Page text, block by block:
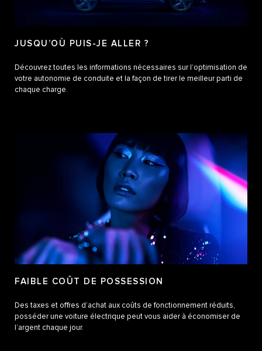
JUSQU’OÙ PUIS-JE ALLER ?
Découvrez toutes les informations nécessaires sur l’optimisation de
votre autonomie de conduite et la façon de tirer le meilleur parti de
chaque charge.
FAIBLE COÛT DE POSSESSION
Des taxes et offres d’achat aux coûts de fonctionnement réduits,
posséder une voiture électrique peut vous aider à économiser de
l’argent chaque jour.